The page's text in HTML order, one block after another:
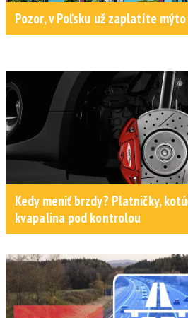
Pozor, v Poľsku už zaplatíte
Kedy meniť brzdy? Platničky,
kvapalina pod kontrolou